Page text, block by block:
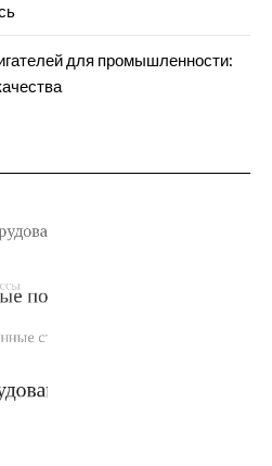
для промышленности: